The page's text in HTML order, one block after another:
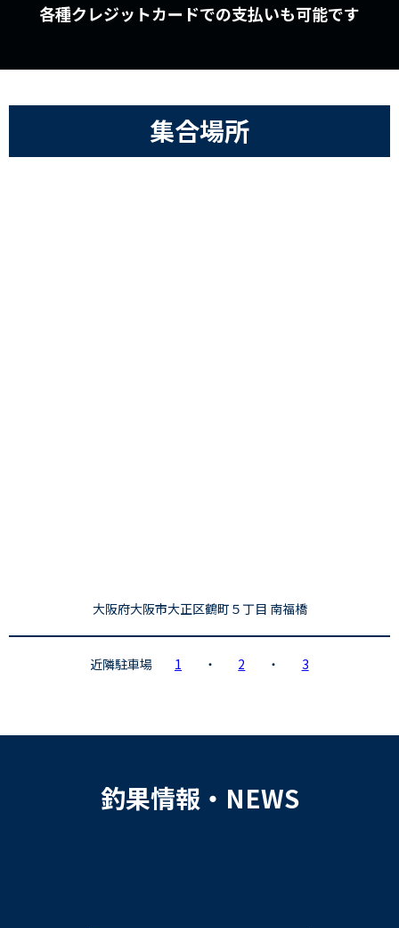
各種クレジットカードでの支払いも可能です
集合場所
大阪府大阪市大正区鶴町５丁目 南福橋
近隣駐車場 1 ・ 2 ・ 3
釣果情報・NEWS